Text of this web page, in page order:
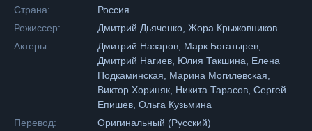
Страна:
Россия
Режиссер:
Дмитрий Дьяченко, Жора Крыжовников
Актеры:
Дмитрий Назаров, Марк Богатырев,
Дмитрий Нагиев, Юлия Такшина, Елена
Подкаминская, Марина Могилевская,
Виктор Хориняк, Никита Тарасов, Сергей
Епишев, Ольга Кузьмина
Перевод:
Оригинальный (Русский)